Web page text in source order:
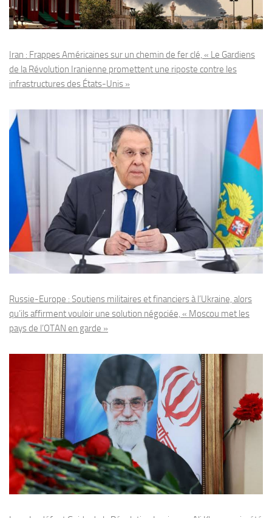
Iran : Frappes Américaines sur un chemin de fer clé, « Le Gardiens
de la Révolution Iranienne promettent une riposte contre les
infrastructures des États-Unis »
Russie-Europe : Soutiens militaires et financiers à l’Ukraine, alors
qu’ils affirment vouloir une solution négociée, « Moscou met les
pays de l’OTAN en garde »